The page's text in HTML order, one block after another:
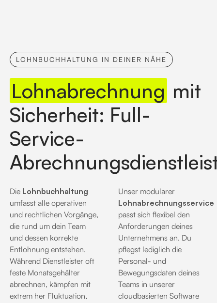
LOHNBUCHHALTUNG IN DEINER NÄHE
Lohnabrechnung mit
Sicherheit: Full-
Service-
Die Lohnbuchhaltung
umfasst alle operativen
und rechtlichen Vorgänge,
die rund um dein Team
und dessen korrekte
Entlohnung entstehen.
Während Dienstleister oft
feste Monatsgehälter
abrechnen, kämpfen mit
extrem her Fluktuation,
Unser modularer
Lohnabrechnungsservice
passt sich flexibel den
Anforderungen deines
Unternehmens an. Du
pflegst lediglich die
Personal- und
Bewegungsdaten deines
Teams in unserer
cloudbasierten Software